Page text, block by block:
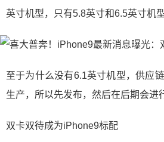
英寸机型，只有5.8英寸和6.5英寸机型
至于为什么没有6.1英寸机型，供应
生产，所以先发布，然后在后期会进
双卡双待成为iPhone9标配